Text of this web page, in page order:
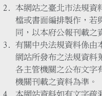
本網站之臺北市法規資
檔或書面編排製作，若
同，以本府公報刊載之
有關中央法規資料係由
網站所發布之法規資料
各主管機關之公布文字
機關刊載之資料為準。
本網站資料如有文字疏